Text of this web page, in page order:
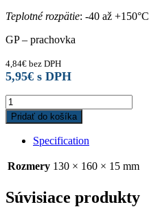
Teplotné rozpätie: -40 až +150°C
GP – prachovka
4,84€ bez DPH
5,95€ s DPH
Gufero
130x160x15
GP
MVQ
quantity
Pridať do košíka
Specification
Rozmery 130 × 160 × 15 mm
Súvisiace produkty